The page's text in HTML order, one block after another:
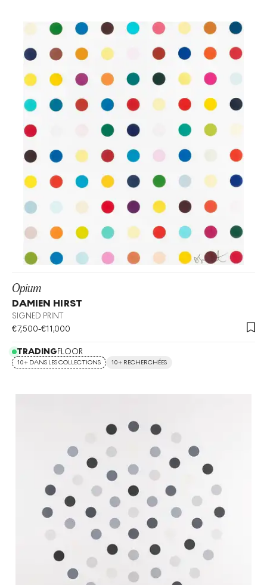
Opium
DAMIEN HIRST
SIGNED PRINT
€7,500-€11,000
TRADINGFLOOR
10+ DANS LES COLLECTIONS 10+ RECHERCHÉES